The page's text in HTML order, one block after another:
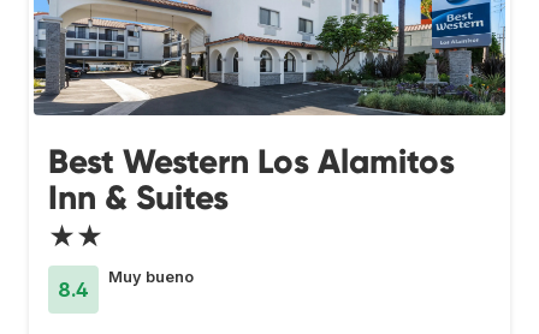
Best Western Los Alamitos
Inn & Suites
★★
8.4
Muy bueno